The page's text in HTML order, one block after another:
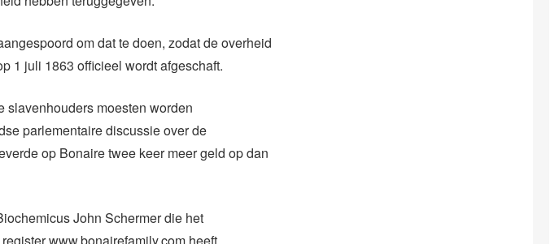
om dat te doen, zodat de overheid
1 juli 1863 officieel wordt afgeschaft.
slavenhouders moesten worden
parlementaire discussie over de
op Bonaire twee keer meer geld op dan
John Schermer die het